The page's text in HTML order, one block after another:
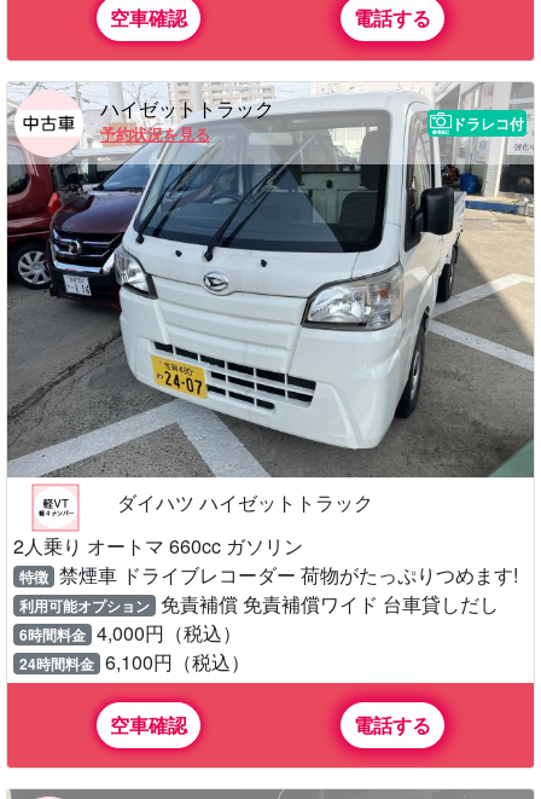
空車確認 電話する
ハイゼットトラック
予約状況を見る
ドラレコ付
ダイハツ ハイゼットトラック
2人乗り オートマ 660cc ガソリン
特徴 禁煙車 ドライブレコーダー 荷物がたっぷりつめます!
利用可能オプション 免責補償 免責補償ワイド 台車貸しだし
6時間料金 4,000円（税込）
24時間料金 6,100円（税込）
空車確認 電話する